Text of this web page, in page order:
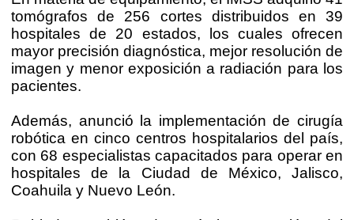
tomógrafos de 256 cortes distribuidos en 39
hospitales de 20 estados, los cuales ofrecen
mayor precisión diagnóstica, mejor resolución de
imagen y menor exposición a radiación para los
pacientes.
Además, anunció la implementación de cirugía
robótica en cinco centros hospitalarios del país,
con 68 especialistas capacitados para operar en
hospitales de la Ciudad de México, Jalisco,
Coahuila y Nuevo León.